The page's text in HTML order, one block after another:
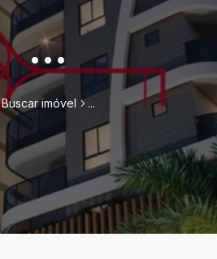
...
Buscar imóvel ...